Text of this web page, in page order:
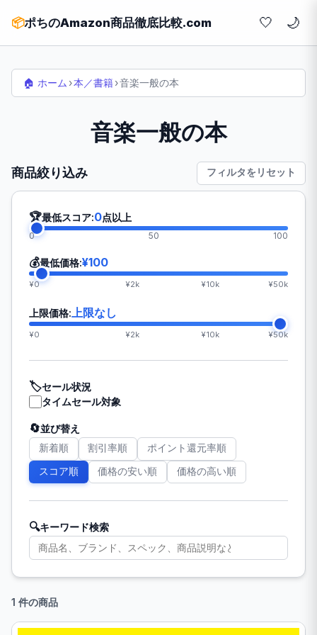
📦ポちのAmazon商品徹底比較.com 🤍
🏠 ホーム ›本／書籍›音楽一般の本
音楽一般の本
商品絞り込み フィルタをリセット
🏆最低スコア:0点以上
0 50 100
💰最低価格:¥100
¥0 ¥2k ¥10k ¥50k
上限価格: 上限なし
¥0 ¥2k ¥10k ¥50k
🏷️セール状況
タイムセール対象
🔄並び替え
新着順 割引率順 ポイント還元率順
スコア順 価格の安い順 価格の高い順
🔍キーワード検索
1 件の商品